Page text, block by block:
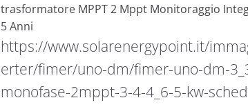
trasformatore MPPT 2 Mppt Monitoraggio
5 Anni
https://www.solarenergypoint.it/
erter/fimer/uno-dm/fimer-uno-dm-
monofase-2mppt-3-4-4_6-5-kw-